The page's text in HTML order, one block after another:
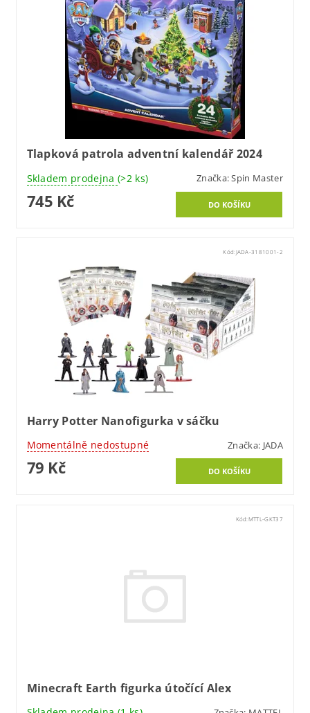
Tlapková patrola adventní kalendář 2024
Skladem prodejna (>2 ks) Značka:Spin Master
745 Kč
Kód: JADA-3181001-2
Harry Potter Nanofigurka v sáčku
Momentálně nedostupné Značka: JADA
79 Kč
Kód: MTTL-GKT37
Minecraft Earth figurka útočící Alex